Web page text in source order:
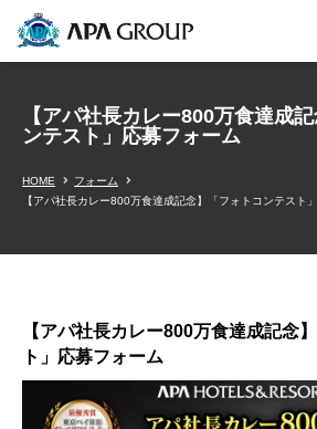
【アパ社長カレー800万食達成
ンテスト」応募フォーム
HOME
フォーム
【アパ社長カレー800万食達成記念】「フォトコンテスト
【アパ社長カレー800万食達成記念
ト」応募フォーム